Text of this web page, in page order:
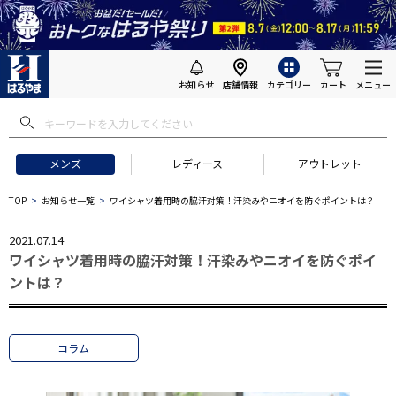
お知らせ 店舗情報 カテゴリー カート メニュー
メンズ レディース アウトレット
TOP お知らせ一覧 ワイシャツ着用時の脇汗対策！汗染みやニオイを防ぐポイントは？
2021.07.14
ワイシャツ着用時の脇汗対策！汗染みやニオイを防ぐポイ
ントは？
コラム